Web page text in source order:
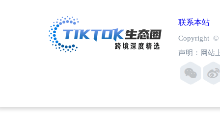
联系本站
Copyright ©
声明：网站